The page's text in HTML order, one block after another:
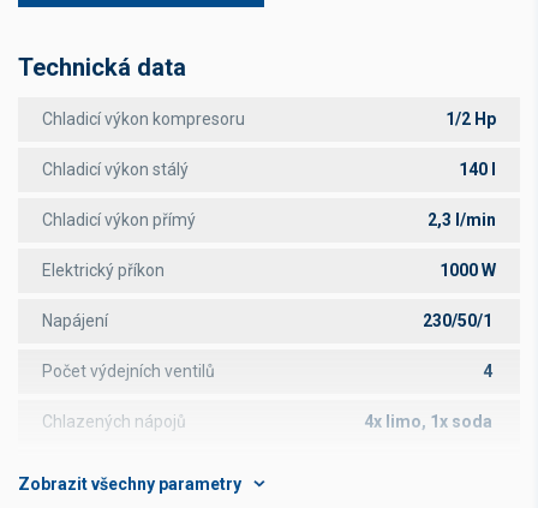
Technická data
Chladicí výkon kompresoru 1/2 Hp
Chladicí výkon stálý 140 l
Chladicí výkon přímý 2,3 l/min
Elektrický příkon 1000 W
Napájení 230/50/1
Počet výdejních ventilů 4
Chlazených nápojů 4x limo, 1x soda